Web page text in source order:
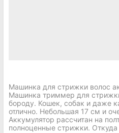
Машинка для стрижки волос
Машинка триммер для
бороду. Кошек, собак и даже
отлично. Небольшая 17 см и
Аккумулятор рассчитан на
полноценные стрижки.